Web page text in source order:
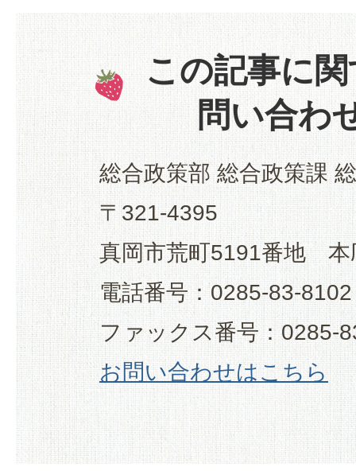
この記事に
問い合わ
総合政策部 総合政策課
〒321-4395
真岡市荒町5191番地 本
電話番号：0285-83-8102
ファックス番号：0285-
お問い合わせはこちら